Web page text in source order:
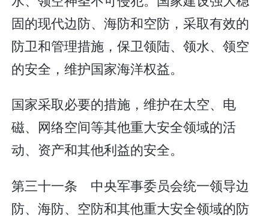
固的现代边防、海防和空防，采取有效的
防卫和管理措施，保卫领陆、领水、领空
的安全，维护国家海洋权益。
国家采取必要的措施，维护在太空、电
磁、网络空间等其他重大安全领域的活
动、资产和其他利益的安全。
第三十一条 中央军事委员会统一领导边
防、海防、空防和其他重大安全领域的防